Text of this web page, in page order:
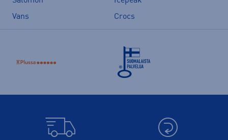
Vans
Crocs